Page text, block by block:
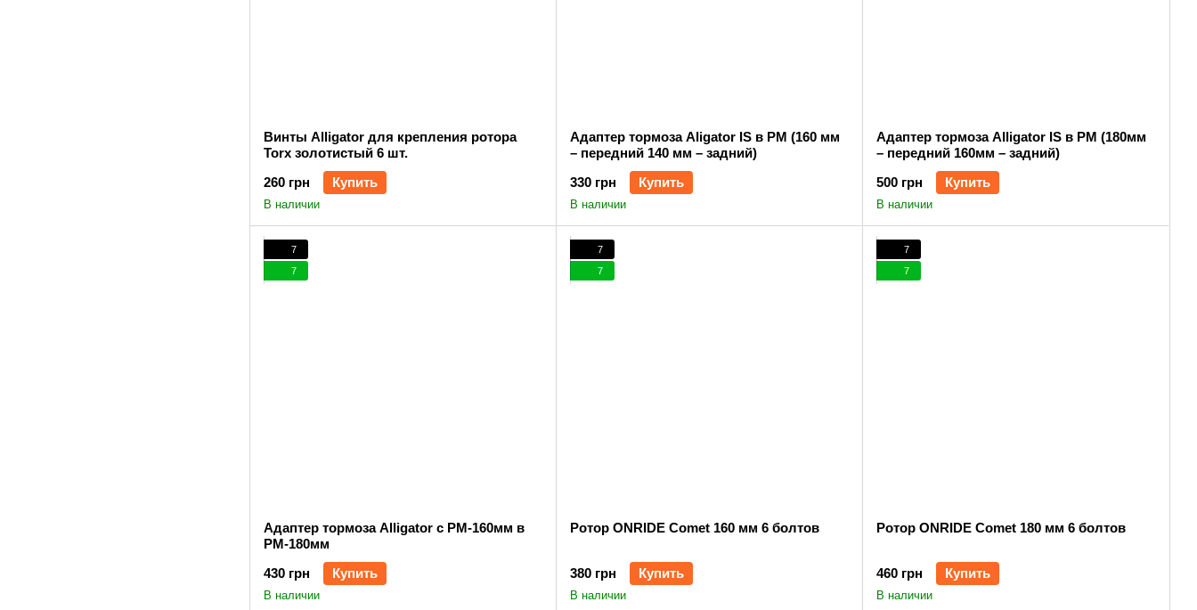
Винты Alligator для крепления ротора
Torx золотистый 6 шт.
260 грн
Купить
В наличии
Адаптер тормоза Aligator IS в PM (160 мм
– передний 140 мм – задний)
330 грн
Купить
В наличии
Адаптер тормоза Alligator IS в PM (180мм
– передний 160мм – задний)
500 грн
Купить
В наличии
7
7
Адаптер тормоза Alligator с PM-160мм в
PM-180мм
430 грн
Купить
В наличии
7
7
Ротор ONRIDE Comet 160 мм 6 болтов
380 грн Купить
В наличии
7
7
Ротор ONRIDE Comet 180 мм 6 болтов
460 грн Купить
В наличии